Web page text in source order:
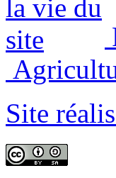
Site